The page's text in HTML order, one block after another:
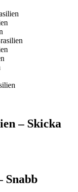
– Skicka
Snabb